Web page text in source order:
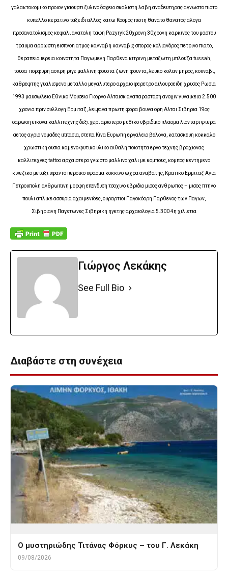
γαλακτοκομικο προιον γιαουρτι ξυλινο δοχειο σκαλιστη λαβη αναδευτηρας αγνωστο πιοτο
κυπελλο κερατινο ταξειδι αλλος κατω Κοσμος πιστη θανατο θανατος αλογα
προσανατολισμος κεφαλι ανατολη ταφη Pazyryk 20χρονη 30χρονη καρκινος του μαστου
τραυμα αρρωστη εισπνοη ατμος κανναβη κανναβις σπορος κολιανδρος πετρινο πιατο,
θεραπεια ιερεια κοινοτητα Παγωμενη Παρθενα κιτρινη μεταξωτη μπλουζα tussah,
τουσα πορφυρη ασπρη ριγε μαλλινη φουστα ζωνη φουντα, λευκο κολαν μηρος, κουναβι,
καθρεφτης γυαλισμενο μεταλλο μεγαλυτερο αρχαιο φερετρο αιλουροειδη χρυσος Ρωσια
1993 μαυσωλειο Εθνικο Μουσειο Γκορνο Αλταισκ αναπαρασταση ανοχιν γυναικεια 2.500
χρονια πριν συλλογη Ερμιταζ, λειψανα πρωτη φορα βουνα ορη Αλται Σιβηρια 19ος
σαρωση εικονα καλλιτεχνης δεξι χερι αριστερο μυθικο υβριδικο πλασμα λιονταρι φτερα
αετος αγριο νομαδες ιππασια, στεπα Κινα Ευρωπη εργαλειο βελονα, κατασκευη κοκκαλο
χρωστικη ουσια καμενο φυτικο υλικο αιθαλη ποιοτητα εργο τεχνης βραχιονας
καλλιτεχνες tattoo αρχαιοτερο γνωστο μαλλινο χαλι με κομπους, κομπος κεντημενο
κινεζικο μεταξι υφαντο περσικο υφασμα κοκκινο ωχρα αναβατης, Κρατικο Ερμιταζ Αγια
Πετρουπολη ανθρωπινη μορφη επενδυση τσοχινο υβριδιο μισος ανθρωπος – μισος πτηνο
πουλι απλικε ασσυρια αχαιμενιδες, ουραρτιοι Παγοκόορη Παρθενος των Παγων,
Σιβηριανη Παγετωνες Σιβηρικη ηγετης αρχαιολογια 5.300 4η χιλιετια
Γιώργος Λεκάκης
See Full Bio
Διαβάστε στη συνέχεια
O μυστηριώδης Τιτάνας Φόρκυς – του Γ. Λεκάκη
09/08/2026